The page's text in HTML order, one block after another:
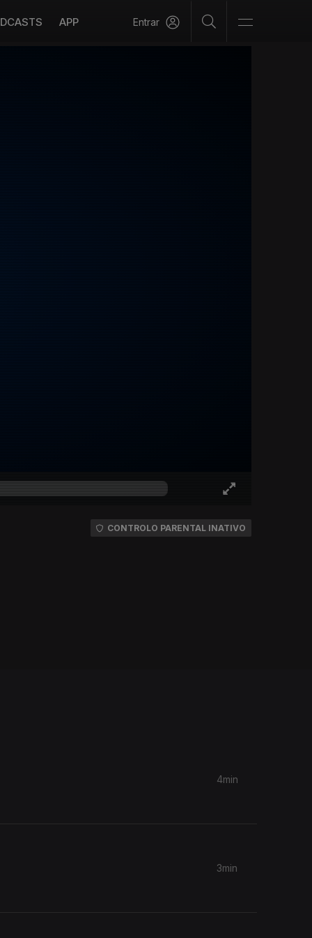
APP Entrar
CONTROLO PARENTAL INATIVO
4min
3min